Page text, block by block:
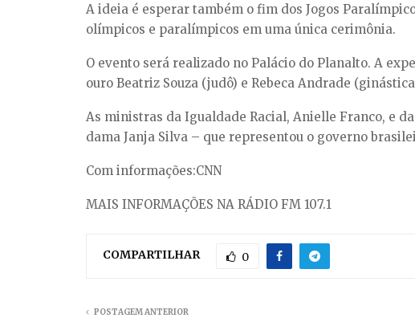
A ideia é esperar também o fim dos Jogos
olímpicos e paralímpicos em uma única cerimônia.
O evento será realizado no Palácio do Planalto. A
ouro Beatriz Souza (judô) e Rebeca Andrade
As ministras da Igualdade Racial, Anielle Franco, e
dama Janja Silva – que representou o governo
Com informações:CNN
MAIS INFORMAÇÕES NA RÁDIO FM 107.1
COMPARTILHAR 0
POSTAGEM ANTERIOR